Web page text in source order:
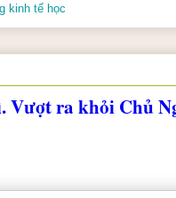
kinh tế học
Vượt ra khỏi Chủ